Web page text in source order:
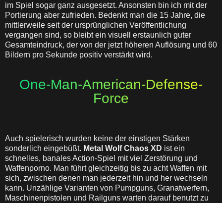
im Spiel sogar ganz ausgesetzt. Ansonsten bin ich mit der
Portierung aber zufrieden. Bedenkt man die 15 Jahre, die
mittlerweile seit der ursprünglichen Veröffentlichung
vergangen sind, so bleibt ein visuell erstaunlich guter
Gesamteindruck, der von der jetzt höheren Auflösung und 60
Bildern pro Sekunde positiv verstärkt wird.
One-Man-American-Defense-
Force
Auch spielerisch wurden keine der einstigen Stärken
sonderlich eingebüßt. Metal Wolf Chaos XD ist ein
schnelles, banales Action-Spiel mit viel Zerstörung und
Waffenporno. Man führt gleichzeitig bis zu acht Waffen mit
sich, zwischen denen man jederzeit hin und her wechseln
kann. Unzählige Varianten von Pumpguns, Granatwerfern,
Maschinenpistolen und Railguns warten darauf benutzt zu